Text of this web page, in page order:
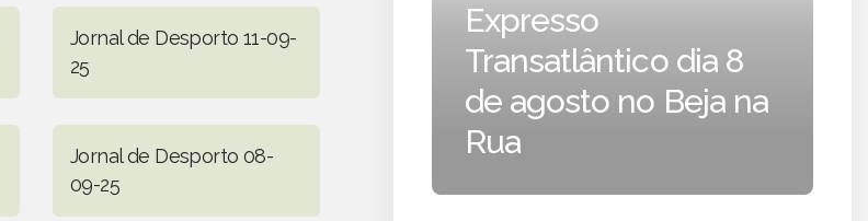
Jornal de Desporto 11-09-
25
Jornal de Desporto 08-
09-25
Expresso
Transatlântico dia 8
de agosto no Beja na
Rua